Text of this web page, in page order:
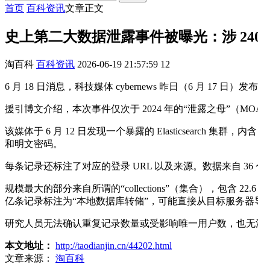
首页 百科资讯文章正文
史上第二大数据泄露事件被曝光：涉
淘百科 百科资讯 2026-06-19 21:57:59 12
6 月 18 日消息，科技媒体 cybernews 昨日（6 月 17 日）
援引博文介绍，本次事件仅次于 2024 年的“泄露之母”（
该媒体于 6 月 12 日发现一个暴露的 Elasticsearch 集群，
和明文密码。
每条记录还标注了对应的登录 URL 以及来源。数据来自 36
规模最大的部分来自所谓的“collections”（集合），包含
亿条记录标注为“本地数据库转储”，可能直接从目标服务器
研究人员无法确认重复记录数量或受影响唯一用户数，也
本文地址： http://taodianjin.cn/44202.html
文章来源：
淘百科